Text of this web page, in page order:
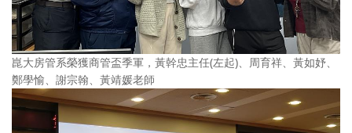
崑大房管系榮獲商管盃季軍，黃幹忠主任(左起)、周育祥、黃如妤、
鄭學愉、謝宗翰、黃靖媛老師